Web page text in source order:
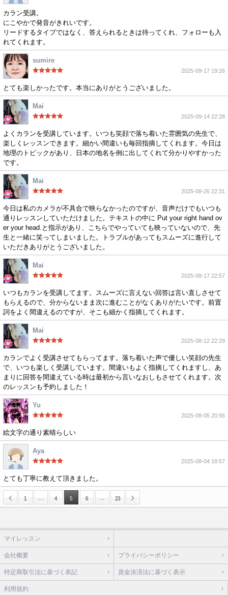
カラン受講。
にこやかで発音がきれいです。
リードするタイプではなく、答えられるときは待ってくれ、フォローも入
れてくれます。
sumire
2025-09-17 19:26
とても楽しかったです。本当にありがとうございました。
Mai
2025-09-14 22:28
よくカランを受講しています。いつも笑顔で落ち着いた雰囲気の先生で、
楽しくレッスンできます。細かい間違いも毎回指摘してくれます。今日は
地理のトピックがあり、日本の地名を例に出してくれて分かりやすかった
です。
Mai
2025-08-26 22:31
今日は私のカメラが不具合で映らなかったのですが、音声だけでもいつも
通りレッスンしていただけました。テキストの中に Put your right hand ov
er your head.と指示があり、こちらでやっていても映っていないので、先
生と一緒に笑ってしまいました。トラブルがあってもスムーズに進行して
いただきありがとうございました。
Mai
2025-08-17 22:57
いつもカランを受講してます。スムーズに言えない回答は言い直しさせて
もらえるので、分からないまま次に進むことがなくありがたいです。前置
詞をよく間違えるのですが、そこも細かく指摘してくれます。
Mai
2025-08-12 22:29
カランでよく受講させてもらってます。落ち着いた声で優しい笑顔の先生
で、いつも楽しく受講しています。間違いもよく指摘してくれますし、あ
まりに回答を間違えている時は最初から言いなおしもさせてくれます。次
のレッスンも予約しました！
Yu
2025-08-05 20:56
絵文字の通り素晴らしい
Aya
2025-08-04 18:57
とても丁寧に教えて頂きました。
1 4 5 6 23
マイレッスン
会社概要 プライバシーポリシー
特定商取引法に基づく表記 資金決済法に基づく表示
利用規約